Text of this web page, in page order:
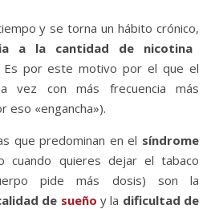
y se torna un hábito crónico,
a la cantidad de nicotina
Es por este motivo por el que el
vez con más frecuencia más
eso «engancha»).
que predominan en el síndrome
cuando quieres dejar el tabaco
pide más dosis) son la
de sueño y la dificultad de